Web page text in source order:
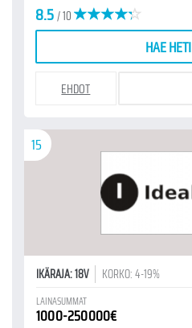
8.5/ 10
HAE HETI
EHDOT
15
IKÄRAJA: 18V KORKO: 4-19%
LAINASUMMAT
1000-250000€